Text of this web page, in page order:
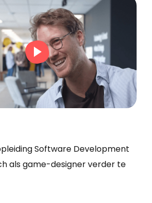
Software Development
als game-designer verder te